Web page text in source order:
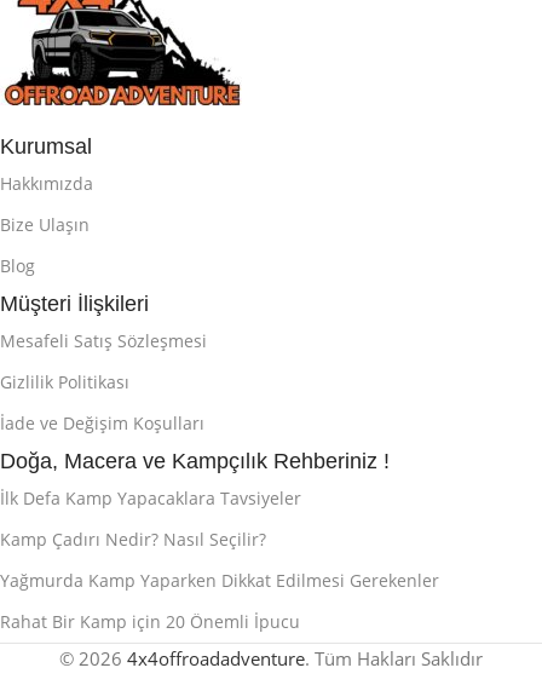
Kurumsal
Hakkımızda
Bize Ulaşın
Blog
Müşteri İlişkileri
Mesafeli Satış Sözleşmesi
Gizlilik Politikası
İade ve Değişim Koşulları
Doğa, Macera ve Kampçılık Rehberiniz !
İlk Defa Kamp Yapacaklara Tavsiyeler
Kamp Çadırı Nedir? Nasıl Seçilir?
Yağmurda Kamp Yaparken Dikkat Edilmesi Gerekenler
Rahat Bir Kamp için 20 Önemli İpucu
© 2026 4x4offroadadventure. Tüm Hakları Saklıdır